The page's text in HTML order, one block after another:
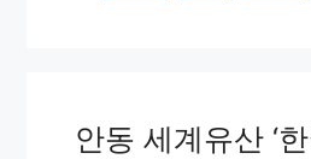
안동 세계유산 ‘